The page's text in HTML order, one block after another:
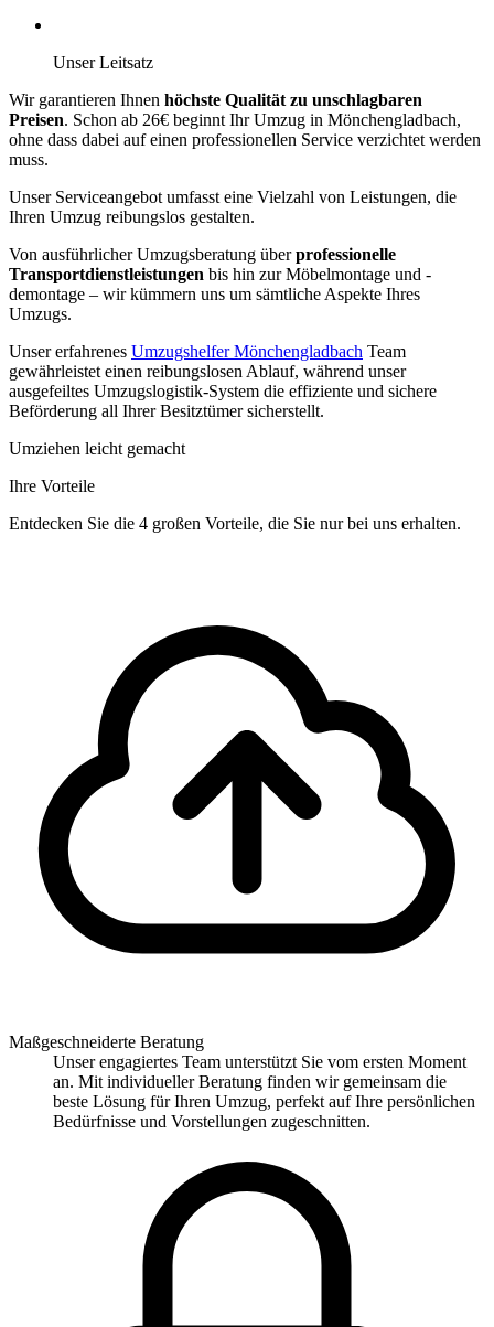
Unser Leitsatz
Wir garantieren Ihnen höchste Qualität zu unschlagbaren
Preisen. Schon ab 26€ beginnt Ihr Umzug in Mönchengladbach,
ohne dass dabei auf einen professionellen Service verzichtet werden
muss.
Unser Serviceangebot umfasst eine Vielzahl von Leistungen, die
Ihren Umzug reibungslos gestalten.
Von ausführlicher Umzugsberatung überprofessionelle
Transportdienstleistungen bis hin zur Möbelmontage und -
demontage – wir kümmern uns um sämtliche Aspekte Ihres
Umzugs.
Unser erfahrenes Umzugshelfer Mönchengladbach Team
gewährleistet einen reibungslosen Ablauf, während unser
ausgefeiltes Umzugslogistik-System die effiziente und sichere
Beförderung all Ihrer Besitztümer sicherstellt.
Umziehen leicht gemacht
Ihre Vorteile
Entdecken Sie die 4 großen Vorteile, die Sie nur bei uns erhalten.
Maßgeschneiderte Beratung
Unser engagiertes Team unterstützt Sie vom ersten Moment
an. Mit individueller Beratung finden wir gemeinsam die
beste Lösung für Ihren Umzug, perfekt auf Ihre persönlichen
Bedürfnisse und Vorstellungen zugeschnitten.